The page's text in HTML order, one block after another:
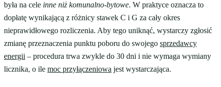
była na cele inne niż komunalno-bytowe. W praktyce oznacza to
dopłatę wynikającą z różnicy stawek C i G za cały okres
nieprawidłowego rozliczenia. Aby tego uniknąć, wystarczy zgłosić
zmianę przeznaczenia punktu poboru do swojego sprzedawcy
energii – procedura trwa zwykle do 30 dni i nie wymaga wymiany
licznika, o ile moc przyłączeniowa jest wystarczająca.